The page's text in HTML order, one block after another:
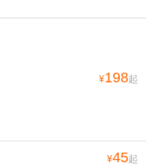
¥198起
¥45起